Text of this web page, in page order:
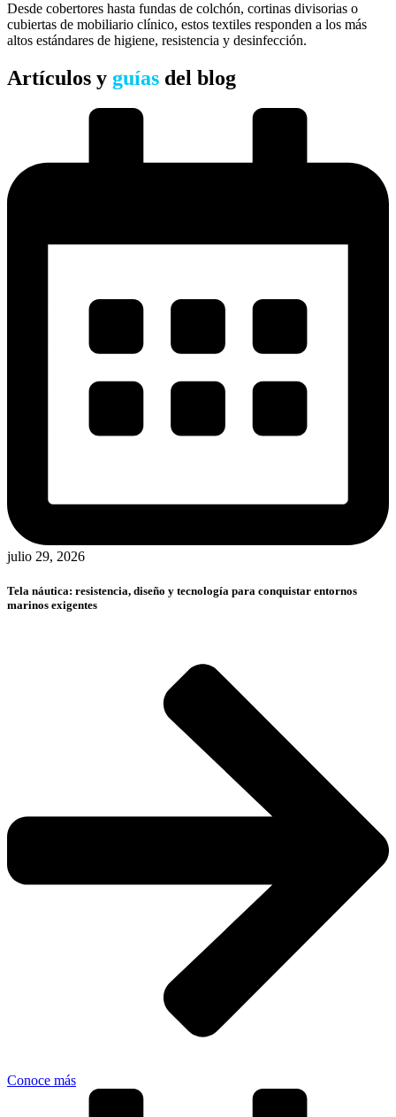
Desde cobertores hasta fundas de colchón, cortinas divisorias o
cubiertas de mobiliario clínico, estos textiles responden a los más
altos estándares de higiene, resistencia y desinfección.
Artículos y guías del blog
julio 29, 2026
Tela náutica: resistencia, diseño y tecnología para conquistar entornos
marinos exigentes
Conoce más